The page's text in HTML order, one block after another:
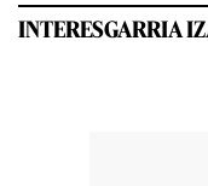
INTERESGARRIA